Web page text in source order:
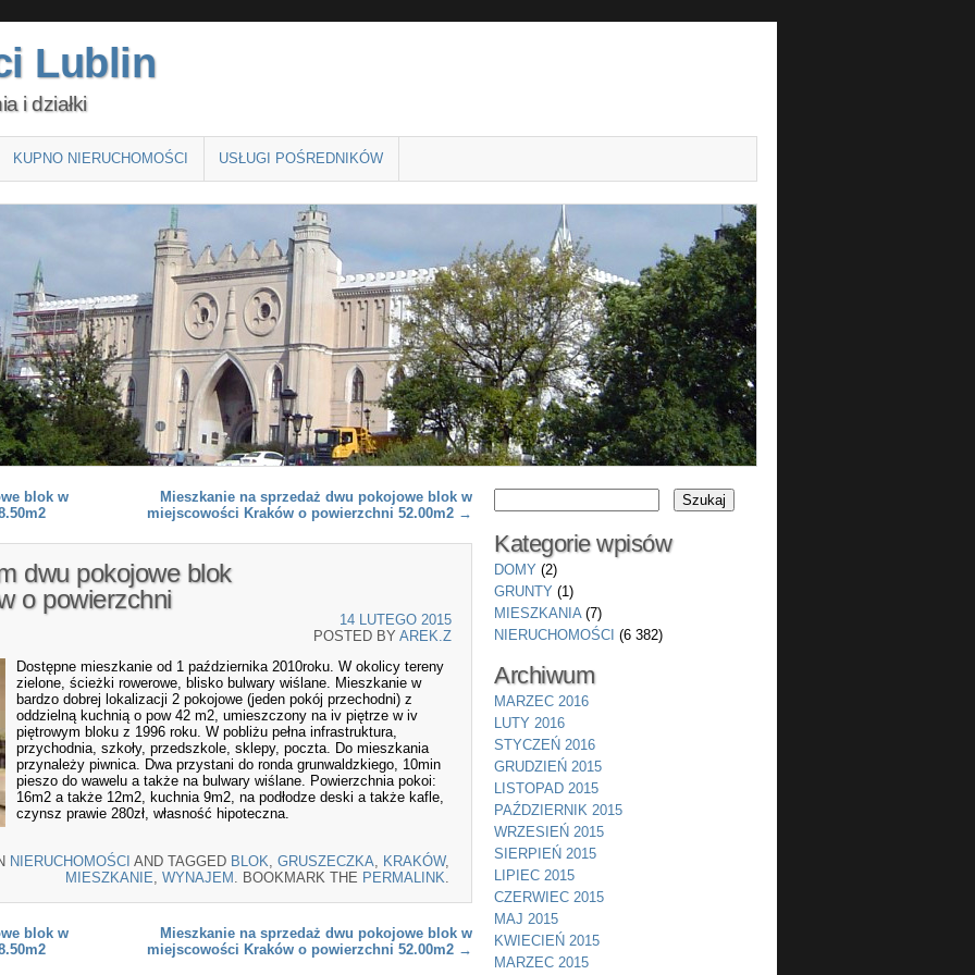
Lublin
i działki
KUPNO NIERUCHOMOŚCI USŁUGI POŚREDNIKÓW
blok w
Mieszkanie na sprzedaż dwu pokojowe blok w
miejscowości Kraków o powierzchni 52.00m2 →
dwu pokojowe blok
o powierzchni
14 LUTEGO 2015
POSTED BY AREK.Z
Dostępne mieszkanie od 1 października 2010roku. W okolicy tereny
zielone, ścieżki rowerowe, blisko bulwary wiślane. Mieszkanie w
bardzo dobrej lokalizacji 2 pokojowe (jeden pokój przechodni) z
oddzielną kuchnią o pow 42 m2, umieszczony na iv piętrze w iv
piętrowym bloku z 1996 roku. W pobliżu pełna infrastruktura,
przychodnia, szkoły, przedszkole, sklepy, poczta. Do mieszkania
przynależy piwnica. Dwa przystani do ronda grunwaldzkiego, 10min
pieszo do wawelu a także na bulwary wiślane. Powierzchnia pokoi:
16m2 a także 12m2, kuchnia 9m2, na podłodze deski a także kafle,
czynsz prawie 280zł, własność hipoteczna.
NIERUCHOMOŚCI AND TAGGED BLOK GRUSZECZKA KRAKÓW,
MIESZKANIE WYNAJEM . BOOKMARK THE PERMALINK
blok w
Mieszkanie na sprzedaż dwu pokojowe blok w
miejscowości Kraków o powierzchni 52.00m2 →
Kategorie wpisów
DOMY (2)
GRUNTY (1)
MIESZKANIA(7)
NIERUCHOMOŚCI (6 382)
Archiwum
MARZEC 2016
LUTY 2016
STYCZEŃ 2016
GRUDZIEŃ 2015
LISTOPAD 2015
PAŹDZIERNIK 2015
WRZESIEŃ 2015
SIERPIEŃ 2015
LIPIEC 2015
CZERWIEC 2015
MAJ 2015
KWIECIEŃ 2015
MARZEC 2015